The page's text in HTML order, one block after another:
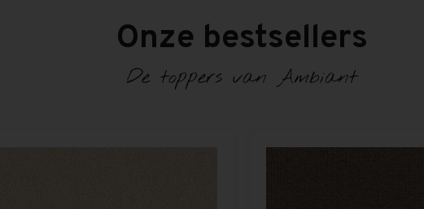
Onze bestsellers
De toppers van Ambiant